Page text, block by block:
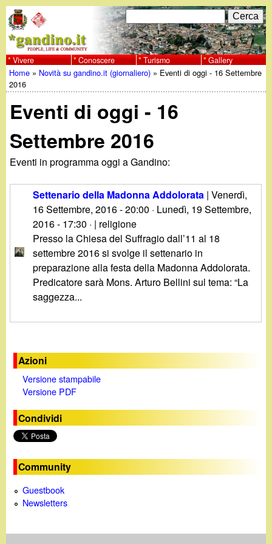
al
contenuto
principale
w
w
w
.
g
n
n
o
F
o
r
m
d
i
r
i
c
e
r
c
C
e
r
c
a
Vivere Conoscere Turismo Gallery
Tu
sei
qui
Home » Novità su gandino.it (giornaliero) » Eventi di oggi - 16 Settembre
2016
Eventi di oggi - 16
Settembre 2016
Eventi in programma oggi a Gandino:
Settenario della Madonna Addolorata |Venerdì,
16 Settembre, 2016 - 20:00 · Lunedì, 19 Settembre,
2016 - 17:30 · | religione
Presso la Chiesa del Suffragio dall’11 al 18
settembre 2016 si svolge il settenario in
preparazione alla festa della Madonna Addolorata.
Predicatore sarà Mons. Arturo Bellini sul tema: “La
saggezza...
Azioni
Versione stampabile
Versione PDF
Condividi
Community
Guestbook
Newsletters